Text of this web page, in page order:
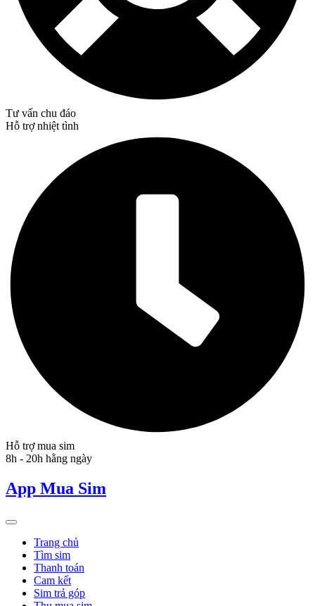
Tư vấn chu đáo
Hỗ trợ nhiệt tình
Hỗ trợ mua sim
8h - 20h hằng ngày
App Mua Sim
Trang chủ
Tìm sim
Thanh toán
Cam kết
Sim trả góp